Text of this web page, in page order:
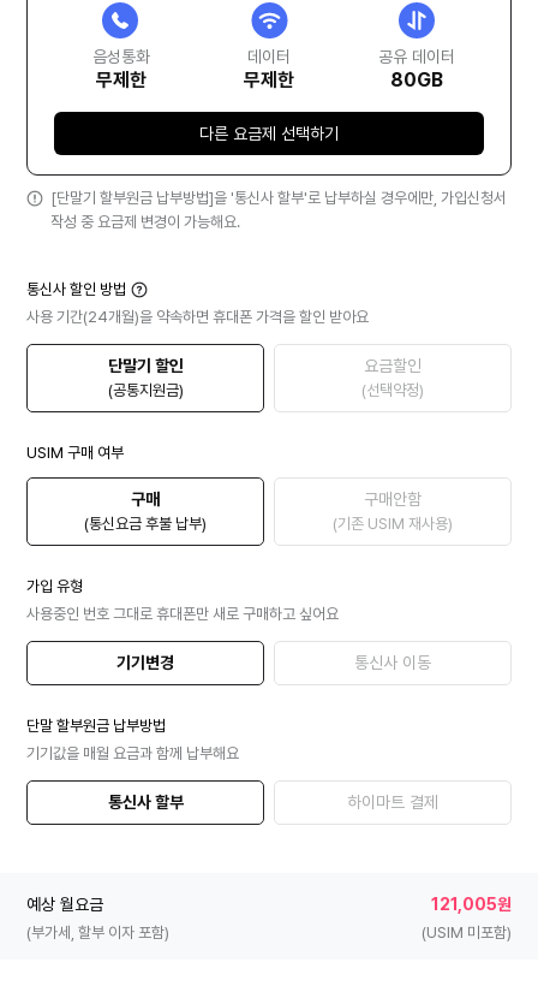
음성통화
무제한
데이터
무제한
공유 데이터
80GB
다른 요금제 선택하기
[단말기 할부원금 납부방법]을 '통신사 할부'로 납부하실 경우에만, 가입신청서
작성 중 요금제 변경이 가능해요.
통신사 할인 방법
사용 기간(24개월)을 약속하면 휴대폰 가격을 할인 받아요
단말기 할인
(공통지원금)
요금할인
(선택약정)
USIM 구매 여부
구매
(통신요금 후불 납부)
구매안함
(기존 USIM 재사용)
가입 유형
사용중인 번호 그대로 휴대폰만 새로 구매하고 싶어요
기기변경 통신사 이동
단말 할부원금 납부방법
기기값을 매월 요금과 함께 납부해요
통신사 할부 하이마트 결제
예상 월요금
(부가세, 할부 이자 포함)
121,005원
(USIM 미포함)